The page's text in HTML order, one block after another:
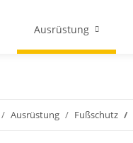
Ausrüstung
Ausrüstung Fußschutz